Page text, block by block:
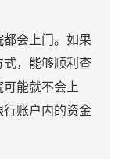
会上门。如果
，能够顺利查
能就不会上
行账户内的资金